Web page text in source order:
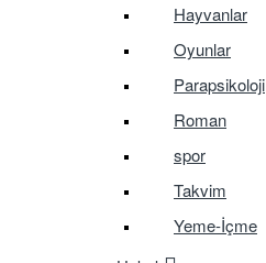
Hayvanlar
Oyunlar
Parapsikoloji
Roman
spor
Takvim
Yeme-İçme